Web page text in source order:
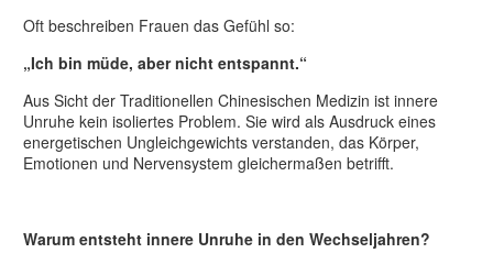
Oft beschreiben Frauen das Gefühl so:
„Ich bin müde, aber nicht entspannt.“
Aus Sicht der Traditionellen Chinesischen Medizin ist innere
Unruhe kein isoliertes Problem. Sie wird als Ausdruck eines
energetischen Ungleichgewichts verstanden, das Körper,
Emotionen und Nervensystem gleichermaßen betrifft.
Warum entsteht innere Unruhe in den Wechseljahren?